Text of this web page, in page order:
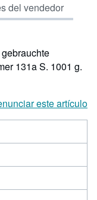
5
de
estrellas
del vendedor
131a S. 1001 g.
este artículo